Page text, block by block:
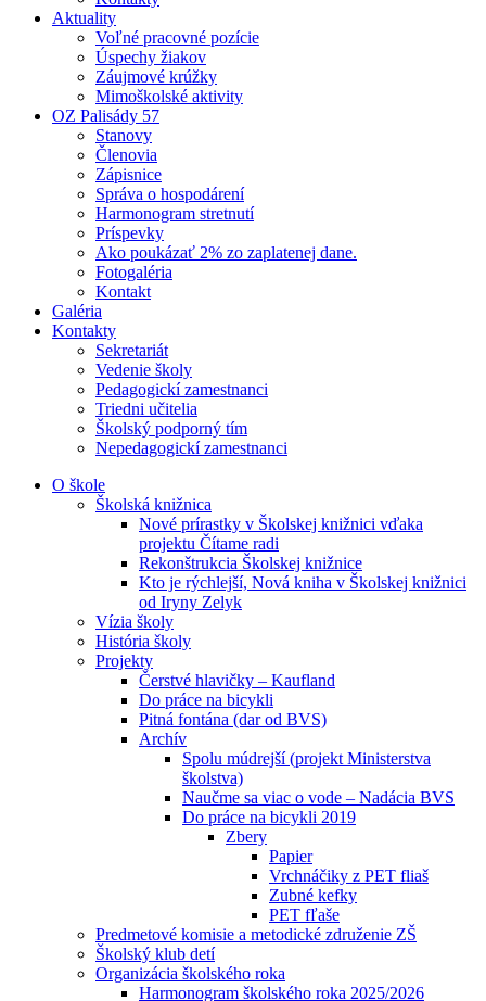
Aktuality
Voľné pracovné pozície
Úspechy žiakov
Záujmové krúžky
Mimoškolské aktivity
OZ Palisády 57
Stanovy
Členovia
Zápisnice
Správa o hospodárení
Harmonogram stretnutí
Príspevky
Ako poukázať 2% zo zaplatenej dane.
Fotogaléria
Kontakt
Galéria
Kontakty
Sekretariát
Vedenie školy
Pedagogickí zamestnanci
Triedni učitelia
Školský podporný tím
Nepedagogickí zamestnanci
O škole
Školská knižnica
Nové prírastky v Školskej knižnici vďaka
projektu Čítame radi
Rekonštrukcia Školskej knižnice
Kto je rýchlejší, Nová kniha v Školskej knižnici
od Iryny Zelyk
Vízia školy
História školy
Projekty
Čerstvé hlavičky – Kaufland
Do práce na bicykli
Pitná fontána (dar od BVS)
Archív
Spolu múdrejší (projekt Ministerstva
školstva)
Naučme sa viac o vode – Nadácia BVS
Do práce na bicykli 2019
Zbery
Papier
Vrchnáčiky z PET fliaš
Zubné kefky
PET fľaše
Predmetové komisie a metodické združenie ZŠ
Školský klub detí
Organizácia školského roka
Harmonogram školského roka 2025/2026